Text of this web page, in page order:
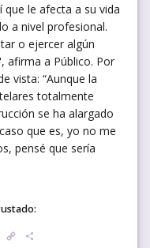
le afecta a su vida
a nivel profesional.
o ejercer algún
afirma a Público. Por
vista: “Aunque la
totalmente
se ha alargado
que es, yo no me
pensé que sería
EmailCopy